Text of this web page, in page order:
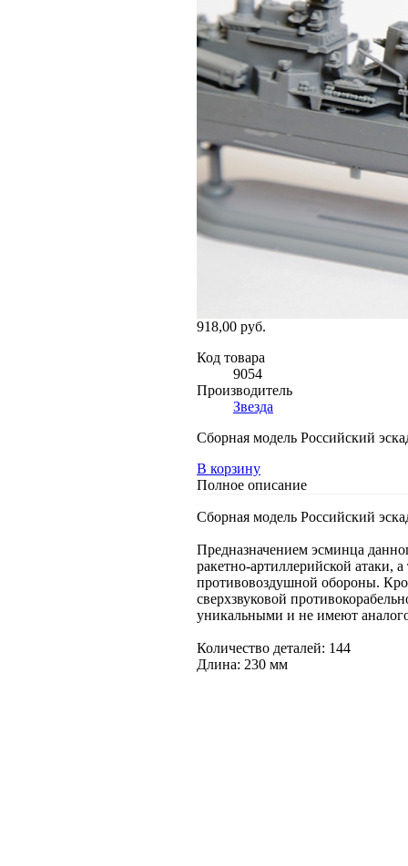
918,00 руб.
Код товара
9054
Производитель
Звезда
Сборная модель Российский
В корзину
Полное описание
Сборная модель Российский
Предназначением эсминца
ракетно-артиллерийской атаки,
противовоздушной обороны.
сверхзвуковой
уникальными и не имеют
Количество деталей: 144
Длина: 230 мм